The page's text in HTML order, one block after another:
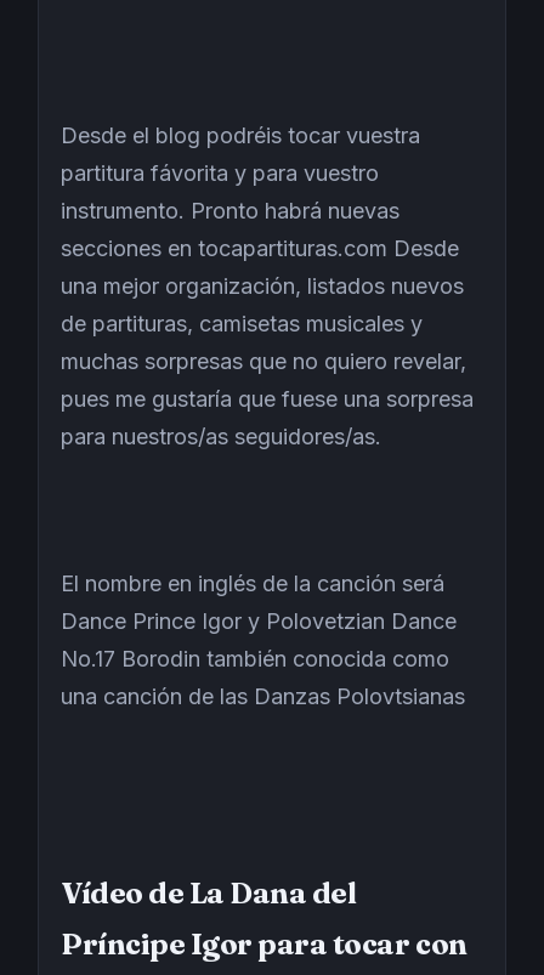
Desde el blog podréis tocar vuestra
partitura fávorita y para vuestro
instrumento. Pronto habrá nuevas
secciones en tocapartituras.com Desde
una mejor organización, listados nuevos
de partituras, camisetas musicales y
muchas sorpresas que no quiero revelar,
pues me gustaría que fuese una sorpresa
para nuestros/as seguidores/as.
El nombre en inglés de la canción será
Dance Prince Igor y Polovetzian Dance
No.17 Borodin también conocida como
una canción de las Danzas Polovtsianas
Vídeo de La Dana del
Príncipe Igor para tocar con